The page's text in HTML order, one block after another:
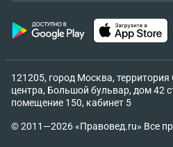
121205, город Москва,
центра, Большой бульвар, дом 42
помещение 150, кабинет 5
© 2011—2026 «Правовед.ru» Все